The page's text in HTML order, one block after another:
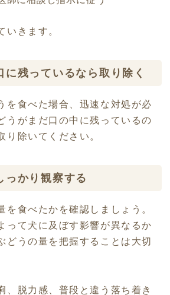
いきます。
に残っているなら取り除く
を食べた場合、迅速な対処が必
うがまだ口の中に残っているの
り除いてください。
っかり観察する
を食べたかを確認しましょう。
って犬に及ぼす影響が異なるか
どうの量を把握することは大切
、脱力感、普段と違う落ち着き